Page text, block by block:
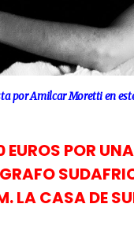
por Amilcar Moretti en
POR
LA CASA DE